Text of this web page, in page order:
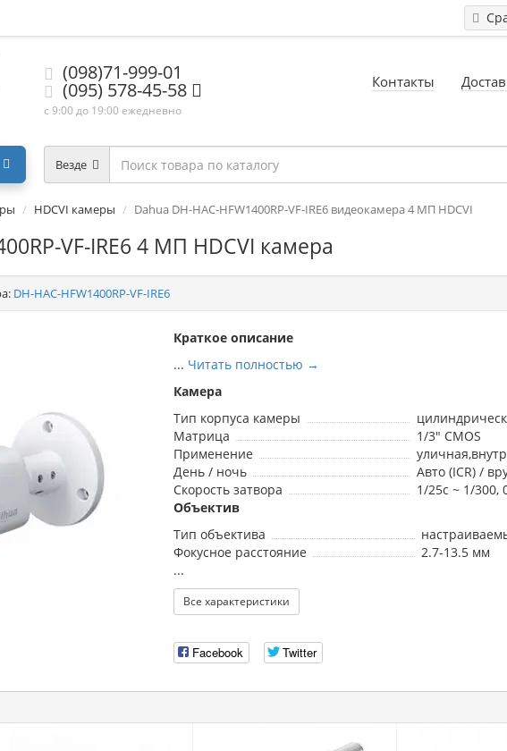
(098)71-999-01
(095) 578-45-58
с 9:00 до 19:00 ежедневно
Контакты
Везде
HDCVI камеры Dahua DH-HAC-HFW1400RP-VF-IRE6 видеокамера 4 МП HDCVI
VF-IRE6 4 МП HDCVI камера
DH-HAC-HFW1400RP-VF-IRE6
Краткое описание
... Читать полностью →
Камера
Тип корпуса камеры
Матрица
1/3" CMOS
Применение
День / ночь
Авто (ICR) /
Скорость затвора
1/25с ~ 1/300,
Объектив
Тип объектива
Фокусное расстояние
2.7-13.5 мм
...
Все характеристики
Facebook Twitter